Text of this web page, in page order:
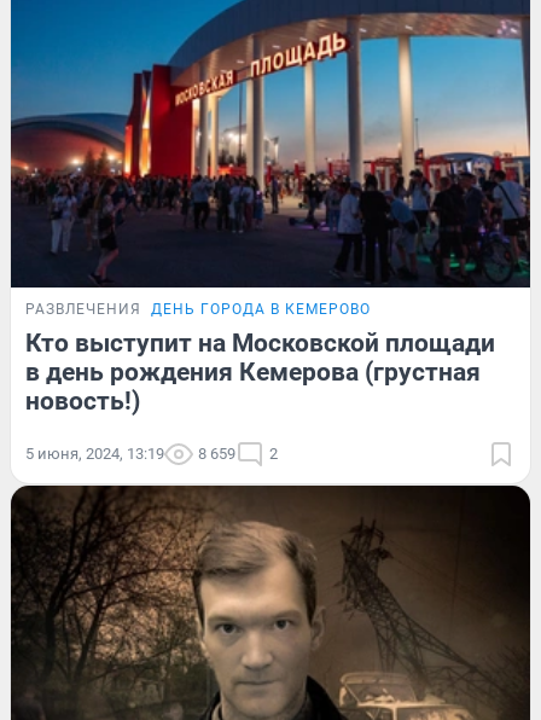
РАЗВЛЕЧЕНИЯ ДЕНЬ ГОРОДА В КЕМЕРОВО
Кто выступит на Московской площади
в день рождения Кемерова (грустная
новость!)
5 июня, 2024, 13:19 8 659 2